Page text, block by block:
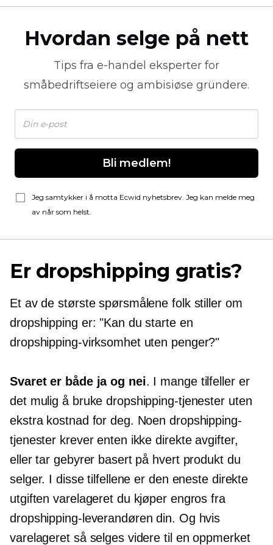
Hvordan selge på nett
Tips fra e-handel eksperter for
småbedriftseiere og ambisiøse gründere.
Bli medlem!
Jeg samtykker i å motta Ecwid nyhetsbrev. Jeg kan melde meg
av når som helst.
Er dropshipping gratis?
Et av de største spørsmålene folk stiller om
dropshipping er: "Kan du starte en
dropshipping-virksomhet uten penger?"
Svaret er både ja og nei. I mange tilfeller er
det mulig å bruke dropshipping-tjenester uten
ekstra kostnad for deg. Noen dropshipping-
tjenester krever enten ikke direkte avgifter,
eller tar gebyrer basert på hvert produkt du
selger. I disse tilfellene er den eneste direkte
utgiften varelageret du kjøper engros fra
dropshipping-leverandøren din. Og hvis
varelageret så selges videre til enoppmerket